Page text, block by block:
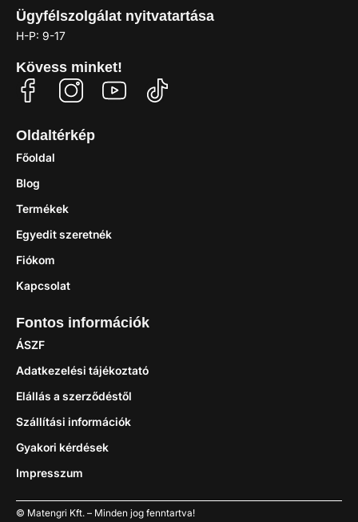
Ügyfélszolgálat nyitvatartása
H-P: 9-17
Kövess minket!
Oldaltérkép
Főoldal
Blog
Termékek
Egyedit szeretnék
Fiókom
Kapcsolat
Fontos információk
ÁSZF
Adatkezelési tájékoztató
Elállás a szerződéstől
Szállítási információk
Gyakori kérdések
Impresszum
© Matengri Kft. – Minden jog fenntartva!